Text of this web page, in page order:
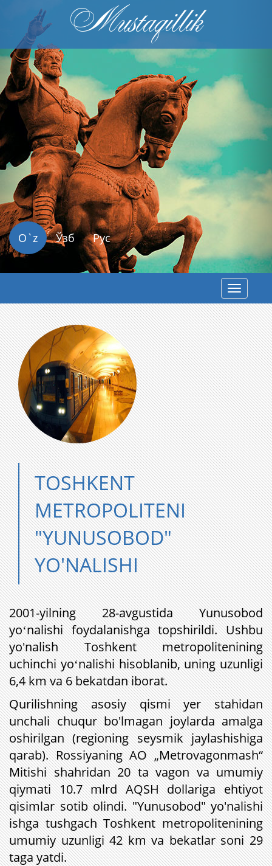
Mustaqillik
Previous
O`z Ўзб Рус
Toggle
TOSHKENT
METROPOLITENI
"YUNUSOBOD"
YO'NALISHI
2001-yilning 28-avgustida Yunusobod
yoʻnalishi foydalanishga topshirildi. Ushbu
yo'nalish Toshkent metropolitenining
uchinchi yoʻnalishi hisoblanib, uning uzunligi
6,4 km va 6 bekatdan iborat.
Qurilishning asosiy qismi yer stahidan
unchali chuqur bo'lmagan joylarda amalga
oshirilgan (regioning seysmik jaylashishiga
qarab). Rossiyaning AO „Metrovagonmash“
Mitishi shahridan 20 ta vagon va umumiy
qiymati10.7 mlrd AQSH dollarigaehtiyot
qisimlarsotib olindi. "Yunusobod" yo'nalishi
ishga tushgach Toshkent metropolitenining
umumiy uzunligi 42 km va bekatlar soni 29
taga yatdi.